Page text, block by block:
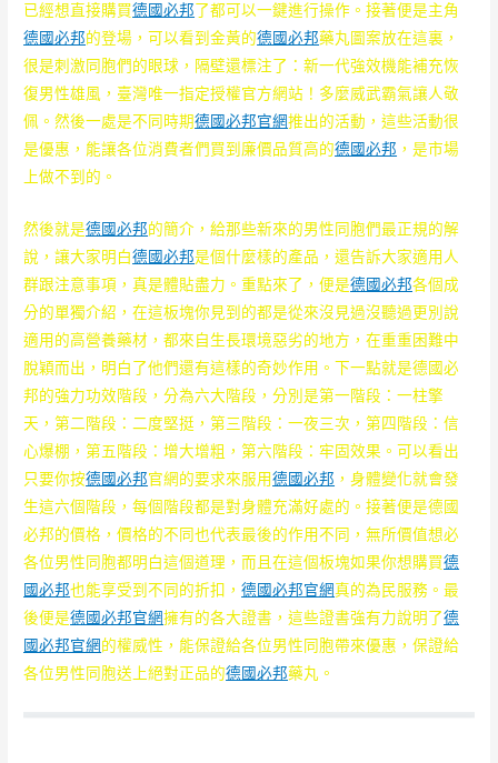
已經想直接購買德國必邦了都可以一鍵進行操作。接著便是主角
德國必邦的登場，可以看到金黃的德國必邦藥丸圖案放在這裏，
很是刺激同胞們的眼球，隔壁還標注了：新一代強效機能補充恢
復男性雄風，臺灣唯一指定授權官方網站！多麼威武霸氣讓人敬
佩。然後一處是不同時期德國必邦官網推出的活動，這些活動很
是優惠，能讓各位消費者們買到廉價品質高的德國必邦 ，是市場
上做不到的。
然後就是德國必邦的簡介，給那些新來的男性同胞們最正規的解
說，讓大家明白德國必邦是個什麼樣的產品，還告訴大家適用人
群跟注意事項，真是體貼盡力。重點來了，便是德國必邦各個成
分的單獨介紹，在這板塊你見到的都是從來沒見過沒聽過更別說
適用的高營養藥材，都來自生長環境惡劣的地方，在重重困難中
脫穎而出，明白了他們還有這樣的奇妙作用。下一點就是德國必
邦的強力功效階段，分為六大階段，分別是第一階段：一柱擎
天，第二階段：二度堅挺，第三階段：一夜三次，第四階段：信
心爆棚，第五階段：增大增粗，第六階段：牢固效果。可以看出
只要你按德國必邦官網的要求來服用德國必邦 ，身體變化就會發
生這六個階段，每個階段都是對身體充滿好處的。接著便是德國
必邦的價格，價格的不同也代表最後的作用不同，無所價值想必
各位男性同胞都明白這個道理，而且在這個板塊如果你想購買德
國必邦也能享受到不同的折扣，德國必邦官網真的為民服務。最
後便是德國必邦官網擁有的各大證書，這些證書強有力說明了德
國必邦官網的權威性，能保證給各位男性同胞帶來優惠，保證給
各位男性同胞送上絕對正品的德國必邦藥丸。